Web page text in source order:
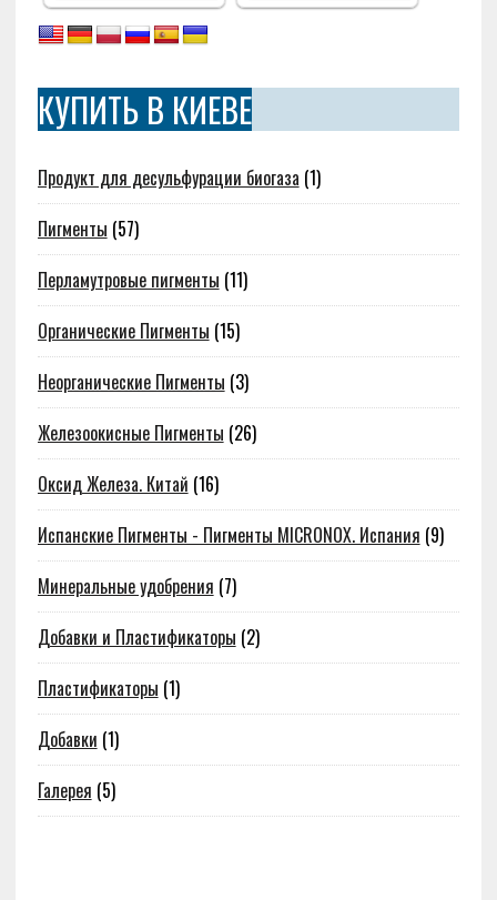
КУПИТЬ В КИЕВЕ
Продукт для десульфурации биогаза (1)
Пигменты (57)
Перламутровые пигменты (11)
Органические Пигменты (15)
Неорганические Пигменты (3)
Железоокисные Пигменты (26)
Оксид Железа. Китай (16)
Испанские Пигменты - Пигменты MICRONOX. Испания (9)
Минеральные удобрения (7)
Добавки и Пластификаторы (2)
Пластификаторы (1)
Добавки (1)
Галерея (5)